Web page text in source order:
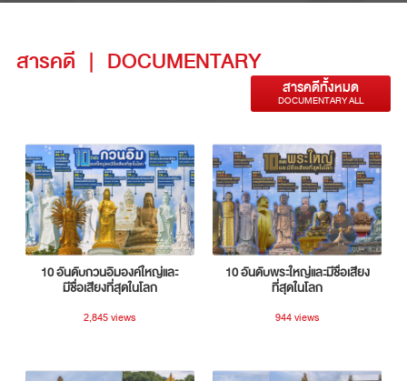
สารคดี | DOCUMENTARY
สารคดีทั้งหมด
DOCUMENTARY ALL
10 อันดับกวนอิมองค์ใหญ่และ
มีชื่อเสียงที่สุดในโลก
2,845 views
10 อันดับพระใหญ่และมีชื่อเสียง
ที่สุดในโลก
944 views